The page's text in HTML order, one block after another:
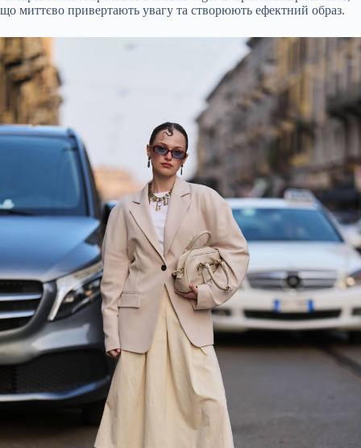
що миттєво привертають увагу та створюють ефектний образ.